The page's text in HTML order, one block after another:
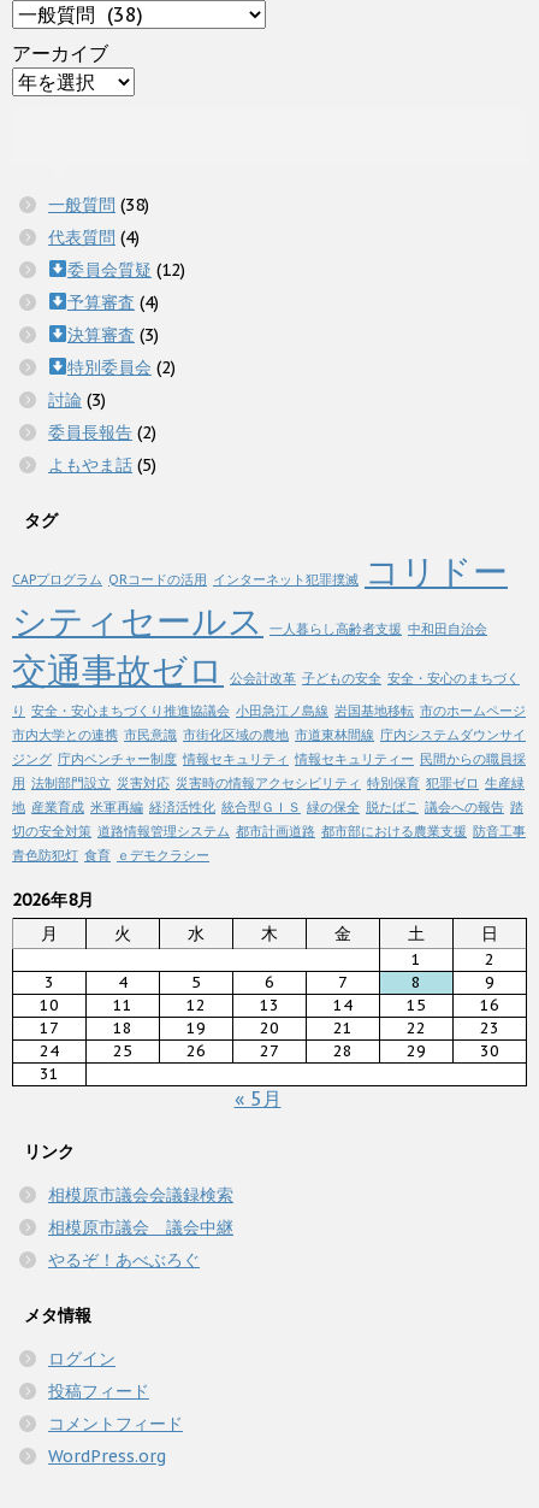
アーカイブ
一般質問 (38)
代表質問 (4)
委員会質疑 (12)
予算審査 (4)
決算審査 (3)
特別委員会 (2)
討論 (3)
委員長報告 (2)
よもやま話 (5)
タグ
CAPプログラム QRコードの活用 インターネット犯罪撲滅
コリドー
シティセールス
一人暮らし高齢者支援 中和田自治会
交通事故ゼロ 公会計改革 子どもの安全 安全・安心のまちづく
り 安全・安心まちづくり推進協議会 小田急江ノ島線 岩国基地移転 市のホームページ
市内大学との連携 市民意識 市街化区域の農地 市道東林間線 庁内システムダウンサイ
ジング 庁内ベンチャー制度 情報セキュリティ 情報セキュリティー 民間からの職員採
用 法制部門設立 災害対応 災害時の情報アクセシビリティ 特別保育 犯罪ゼロ 生産緑
地 産業育成 米軍再編 経済活性化 統合型ＧＩＳ 緑の保全 脱たばこ 議会への報告 踏
切の安全対策 道路情報管理システム 都市計画道路 都市部における農業支援 防音工事
青色防犯灯 食育 ｅデモクラシー
2026年8月
月
火 水 木 金 土 日
1
2
3
4 5 6 7 8
9
10
11 12 13 14 15
16
17
18 19 20 21 22
23
24
25 26 27 28 29
30
31
« 5月
リンク
相模原市議会会議録検索
相模原市議会 議会中継
やるぞ！あべぶろぐ
メタ情報
ログイン
投稿フィード
コメントフィード
WordPress.org